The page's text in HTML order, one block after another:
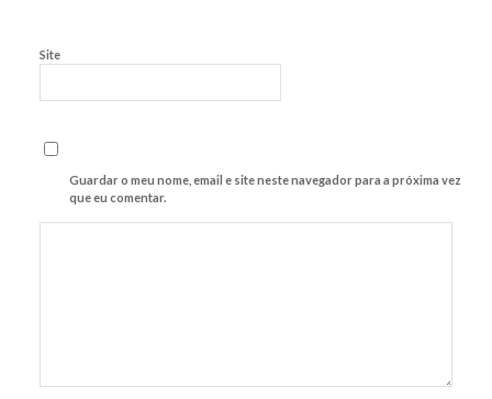
Site
Guardar o meu nome, email e site neste navegador para a próxima vez
que eu comentar.